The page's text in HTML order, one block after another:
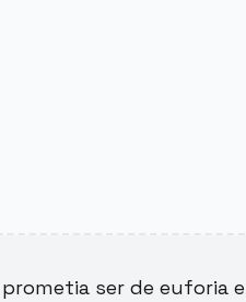
ser de euforia